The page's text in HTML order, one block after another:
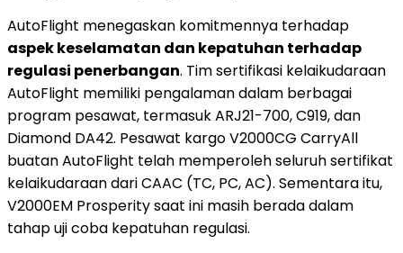
AutoFlight menegaskan komitmennya terhadap
aspek keselamatan dan kepatuhan terhadap
regulasi penerbangan. Tim sertifikasi kelaikudaraan
AutoFlight memiliki pengalaman dalam berbagai
program pesawat, termasuk ARJ21-700, C919, dan
Diamond DA42. Pesawat kargo V2000CG CarryAll
buatan AutoFlight telah memperoleh seluruh sertifikat
kelaikudaraan dari CAAC (TC, PC, AC). Sementara itu,
V2000EM Prosperity saat ini masih berada dalam
tahap uji coba kepatuhan regulasi.